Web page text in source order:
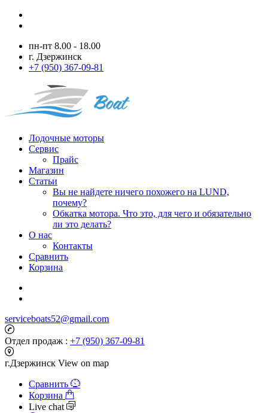
пн-пт 8.00 - 18.00
г. Дзержинск
+7 (950) 367-09-81
Лодочные моторы
Сервис
Прайс
Магазин
Статьи
Вы не найдете ничего похожего на LUND,
почему?
Обкатка мотора. Что это, для чего и обязательно
ли это делать?
О нас
Контакты
Сравнить
Корзина
serviceboats52@gmail.com
Отдел продаж : +7 (950) 367-09-81
г.Дзержинск View on map
Сравнить
Корзина
Live chat